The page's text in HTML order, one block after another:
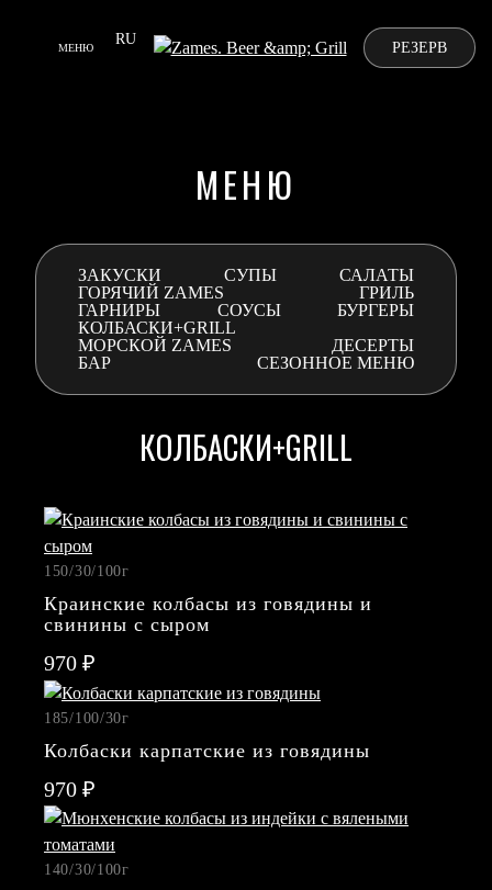
МЕНЮ Выберите язык
RU
РЕСТОРАНЫ
ЛОЯЛЬНОСТЬ
ФРАНШИЗА
+7
(495)
739
23
47
Отзывыпредложения
РЕЗЕРВ
МЕНЮ
ЗАКУСКИ СУПЫ
САЛАТЫ
ГОРЯЧИЙ ZAMES
ГРИЛЬ
ГАРНИРЫ
СОУСЫ
БУРГЕРЫ
КОЛБАСКИ+GRILL
МОРСКОЙ ZAMES
ДЕСЕРТЫ
БАР
СЕЗОННОЕ МЕНЮ
КОЛБАСКИ+GRILL
150/30/100г
Краинские колбасы из говядины и
свинины с сыром
970 ₽
185/100/30г
Колбаски карпатские из говядины
970 ₽
140/30/100г